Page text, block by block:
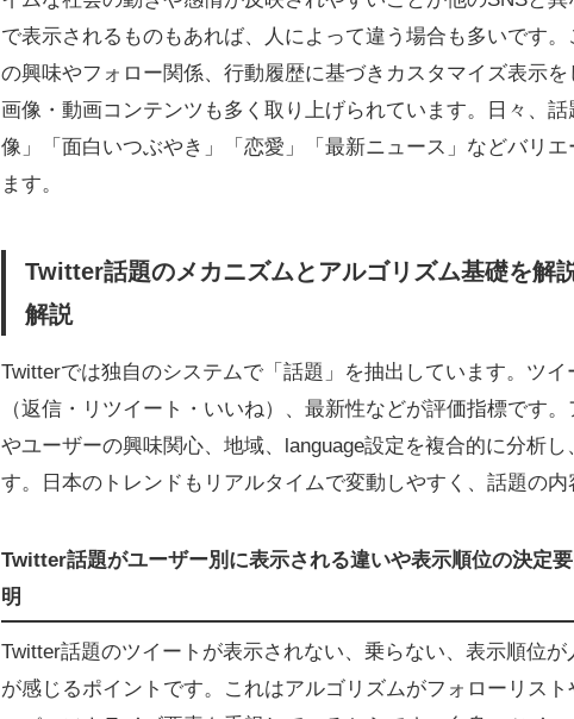
で表示されるものもあれば、人によって違う場合も多いです
の興味やフォロー関係、行動履歴に基づきカスタマイズ表示
画像・動画コンテンツも多く取り上げられています。日々、
像」「面白いつぶやき」「恋愛」「最新ニュース」などバリ
ます。
Twitter話題のメカニズムとアルゴリズム基礎を解
解説
Twitterでは独自のシステムで「話題」を抽出しています。ツ
（返信・リツイート・いいね）、最新性などが評価指標です
やユーザーの興味関心、地域、language設定を複合的に分析
す。日本のトレンドもリアルタイムで変動しやすく、話題の内
Twitter話題がユーザー別に表示される違いや表示順位の決定
明
Twitter話題のツイートが表示されない、乗らない、表示順位
が感じるポイントです。これはアルゴリズムがフォローリス